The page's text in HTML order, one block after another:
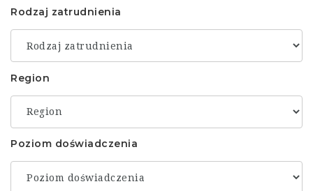
Rodzaj zatrudnienia
Region
Poziom doświadczenia